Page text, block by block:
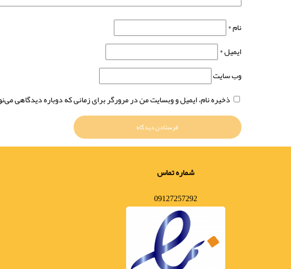
نام*
ایمیل*
وب‌ سایت
ذخیره نام، ایمیل و وبسایت من در مرورگر برای زمانی که دوباره دیدگاهی
شماره تماس
09127257292